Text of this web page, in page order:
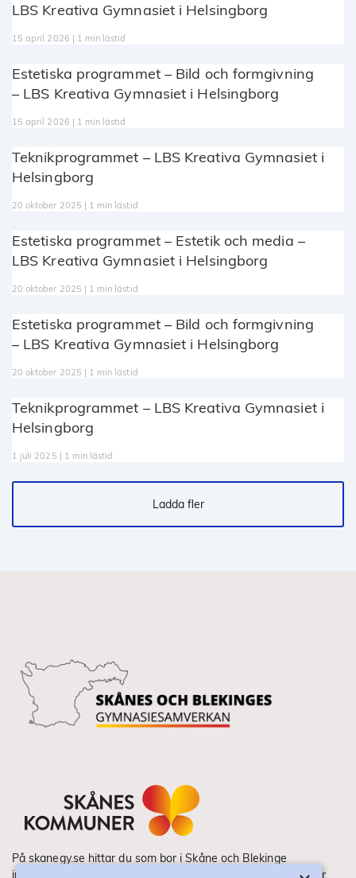
LBS Kreativa Gymnasiet i Helsingborg
15 april 2026 | 1 min lästid
Estetiska programmet – Bild och formgivning
– LBS Kreativa Gymnasiet i Helsingborg
15 april 2026 | 1 min lästid
Teknikprogrammet – LBS Kreativa Gymnasiet i
Helsingborg
20 oktober 2025 | 1 min lästid
Estetiska programmet – Estetik och media –
LBS Kreativa Gymnasiet i Helsingborg
20 oktober 2025 | 1 min lästid
Estetiska programmet – Bild och formgivning
– LBS Kreativa Gymnasiet i Helsingborg
20 oktober 2025 | 1 min lästid
Teknikprogrammet – LBS Kreativa Gymnasiet i
Helsingborg
1 juli 2025 | 1 min lästid
Ladda fler
På skanegy.se hittar du som bor i Skåne och Blekinge
information om ditt gymnasieval. Här ser du vilka utbildningar